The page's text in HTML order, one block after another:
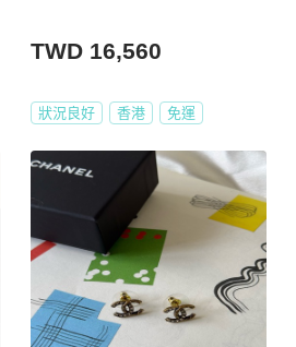
TWD 16,560
狀況良好 香港 免運